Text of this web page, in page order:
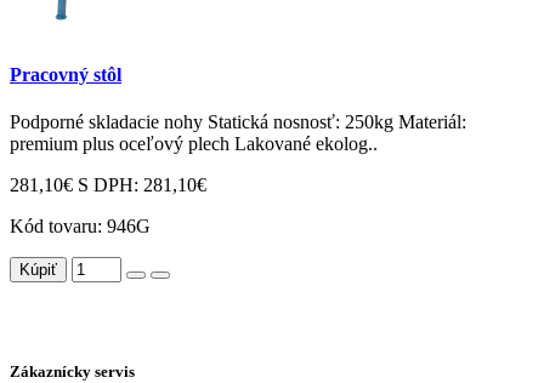
Pracovný stôl
Podporné skladacie nohy Statická nosnosť: 250kg Materiál:
premium plus oceľový plech Lakované ekolog..
281,10€ S DPH: 281,10€
Kód tovaru: 946G
Kúpiť
Zákaznícky servis